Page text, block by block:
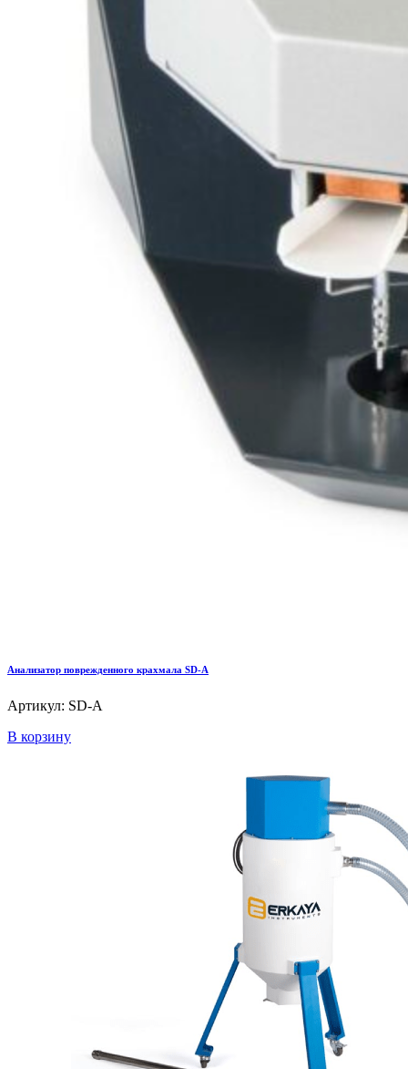
Анализатор поврежденного крахмала SD-A
Артикул: SD-A
В корзину